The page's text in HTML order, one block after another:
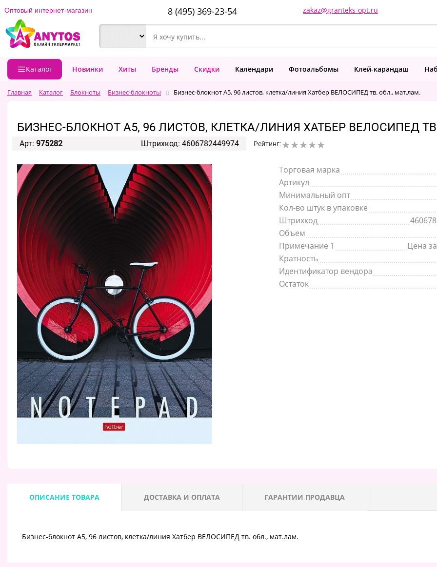
Оптовый интернет-магазин 8 (495) 369-23-54 zakaz@granteks-opt.ru
Каталог Новинки Хиты Бренды Скидки Календари Фотоальбомы Клей-карандаш
Главная Каталог Блокноты Бизнес-блокноты Бизнес-блокнот А5, 96 листов, клетка/линия Хатбер ВЕЛОСИПЕД тв. обл., мат.лам.
БИЗНЕС-БЛОКНОТ А5, 96 ЛИСТОВ, КЛЕТКА/ЛИНИЯ ХАТБЕР ВЕЛОСИПЕД
Арт: 975282 Штрихкод: 4606782449974 Рейтинг:
Торговая марка
Артикул
Минимальный опт
Кол-во штук в упаковке
Штрихкод
Объем
Примечание 1
Цена
Кратность
Идентификатор вендора
Остаток
ОПИСАНИЕ ТОВАРА ДОСТАВКА И ОПЛАТА ГАРАНТИИ ПРОДАВЦА
Бизнес-блокнот А5, 96 листов, клетка/линия Хатбер ВЕЛОСИПЕД тв. обл., мат.лам.